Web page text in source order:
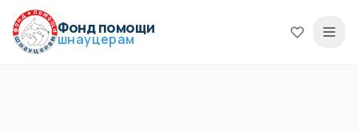
Фонд помощи
шнауцерам